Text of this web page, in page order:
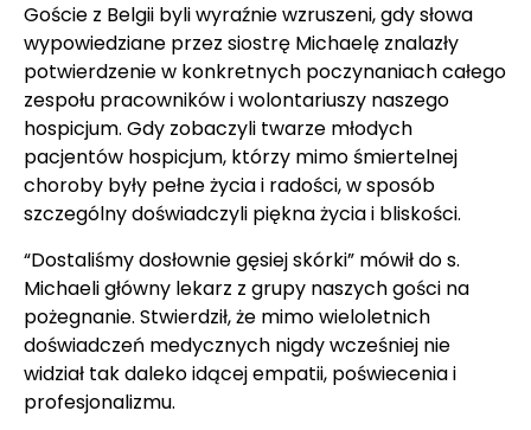
Goście z Belgii byli wyraźnie wzruszeni, gdy słowa
wypowiedziane przez siostrę Michaelę znalazły
potwierdzenie w konkretnych poczynaniach całego
zespołu pracowników i wolontariuszy naszego
hospicjum. Gdy zobaczyli twarze młodych
pacjentów hospicjum, którzy mimo śmiertelnej
choroby były pełne życia i radości, w sposób
szczególny doświadczyli piękna życia i bliskości.
“Dostaliśmy dosłownie gęsiej skórki” mówił do s.
Michaeli główny lekarz z grupy naszych gości na
pożegnanie. Stwierdził, że mimo wieloletnich
doświadczeń medycznych nigdy wcześniej nie
widział tak daleko idącej empatii, poświecenia i
profesjonalizmu.